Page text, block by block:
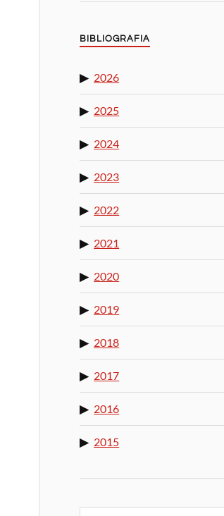
BIBLIOGRAFIA
2026
2025
2024
2023
2022
2021
2020
2019
2018
2017
2016
2015